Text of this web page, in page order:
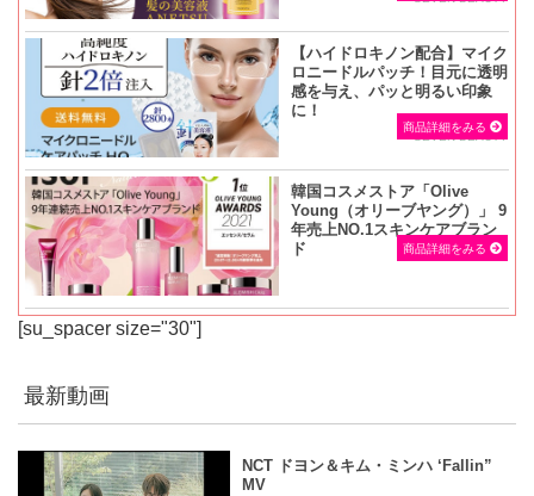
【ハイドロキノン配合】マイク
ロニードルパッチ！目元に透明
感を与え、パッと明るい印象
に！
SEVEN BEAUTY
商品詳細をみる
韓国コスメストア「Olive
Young（オリーブヤング）」 9
年売上NO.1スキンケアブラン
ド
商品詳細をみる
[su_spacer size="30"]
最新動画
NCT ドヨン＆キム・ミンハ ‘Fallin”
MV